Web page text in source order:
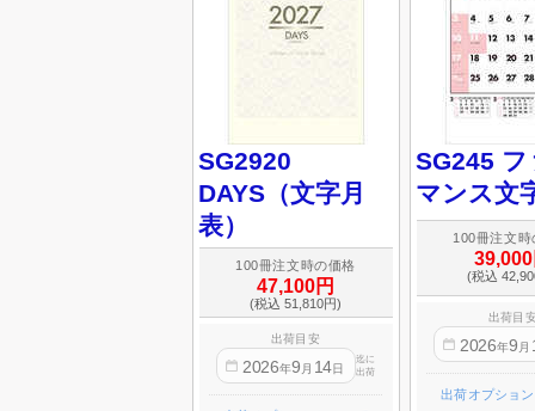
SG2920
DAYS（文字月
表）
100冊注文時の価格
47,100円
(税込 51,810円)
出荷目安
2026年9 月 14日
迄に
出荷
SG245
マンス文
100冊注文時
(税込
出荷目
2026年9 月
出荷オプショ